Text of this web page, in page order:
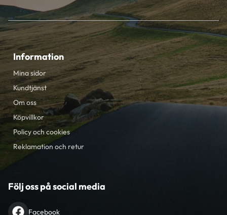
Information
Mina sidor
Kundtjänst
Om oss
Köpvillkor
Policy och cookies
Reklamation och retur
Följ oss på social media
Facebook